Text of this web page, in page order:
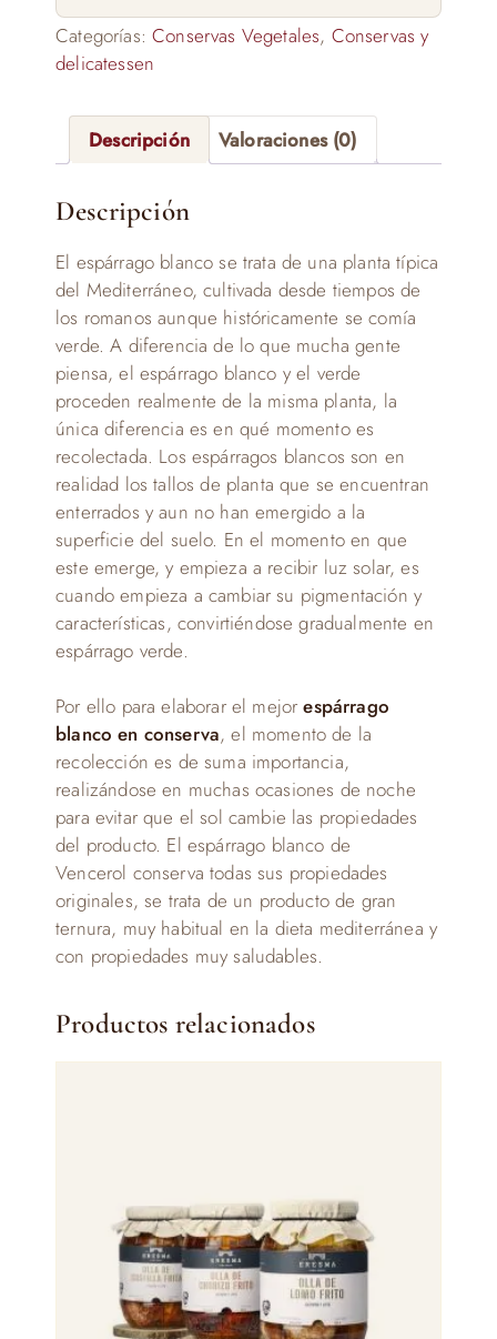
Categorías:Conservas Vegetales, Conservas y
delicatessen
Descripción Valoraciones (0)
Descripción
El espárrago blanco se trata de una planta típica
del Mediterráneo, cultivada desde tiempos de
los romanos aunque históricamente se comía
verde. A diferencia de lo que mucha gente
piensa, el espárrago blanco y el verde
proceden realmente de la misma planta, la
única diferencia es en qué momento es
recolectada. Los espárragos blancos son en
realidad los tallos de planta que se encuentran
enterrados y aun no han emergido a la
superficie del suelo. En el momento en que
este emerge, y empieza a recibir luz solar, es
cuando empieza a cambiar su pigmentación y
características, convirtiéndose gradualmente en
espárrago verde.
Por ello para elaborar el mejorespárrago
blanco en conserva, el momento de la
recolección es de suma importancia,
realizándose en muchas ocasiones de noche
para evitar que el sol cambie las propiedades
del producto. El espárrago blanco de
Vencerol conserva todas sus propiedades
originales, se trata de un producto de gran
ternura, muy habitual en la dieta mediterránea y
con propiedades muy saludables.
Productos relacionados